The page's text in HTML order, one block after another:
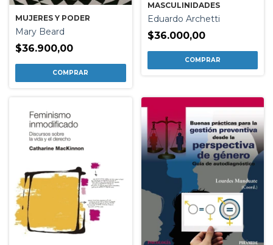
MUJERES Y PODER
Mary Beard
$36.900,00
MASCULINIDADES
Eduardo Archetti
$36.000,00